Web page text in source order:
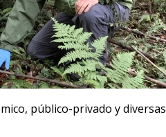
público-privado y diversas